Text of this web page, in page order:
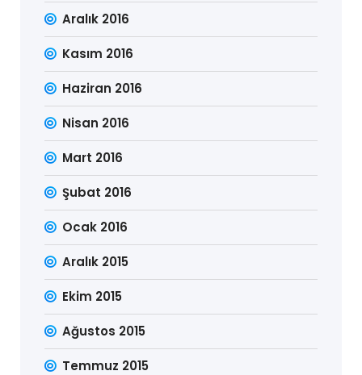
Aralık 2016
Kasım 2016
Haziran 2016
Nisan 2016
Mart 2016
Şubat 2016
Ocak 2016
Aralık 2015
Ekim 2015
Ağustos 2015
Temmuz 2015